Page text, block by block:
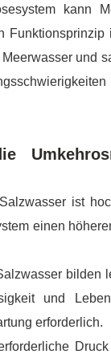
kann
und
ist
einen
bilden
und
erforderlich.